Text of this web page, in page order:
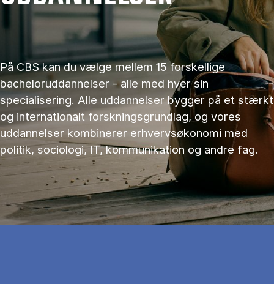
På CBS kan du vælge mellem 15 forskellige
bacheloruddannelser - alle med hver sin
specialisering. Alle uddannelser bygger på et stærkt
og internationalt forskningsgrundlag, og vores
uddannelser kombinerer erhvervsøkonomi med
politik, sociologi, IT, kommunikation og andre fag.